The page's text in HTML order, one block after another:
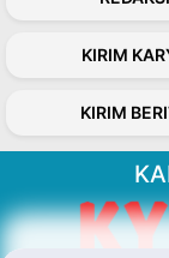
KIRIM
KIRIM